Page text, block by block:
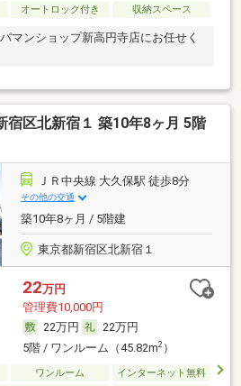
オートロック付き 収納スペース
マンショップ新高円寺店にお任せく
宿区北新宿１ 築10年8ヶ月 5階
ＪＲ中央線 大久保駅 徒歩8分
その他の交通
築10年8ヶ月 / 5階建
東京都新宿区北新宿１
22万円
管理費10,000円
22万円
22万円
5階 / ワンルーム（45.82m2）
ワンルーム
インターネット無料